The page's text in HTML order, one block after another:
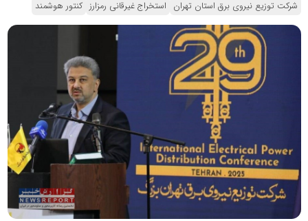
شرکت توزیع نیروی برق استان تهران استخراج غیرقانی رمزارز کنتور هوشمند